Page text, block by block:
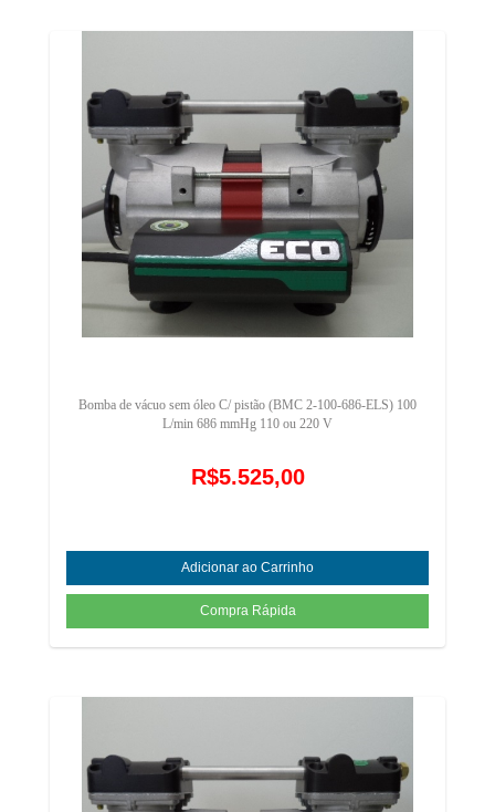
Bomba de vácuo sem óleo C/ pistão (BMC 2-100-686-ELS) 100
L/min 686 mmHg 110 ou 220 V
R$5.525,00